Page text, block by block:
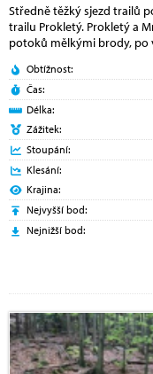
Středně těžký sjezd trailů
trailu Prokletý. Prokletý a
potoků mělkými brody, po
Obtížnost:
Čas:
Délka:
Zážitek:
Stoupání:
Klesání:
Krajina:
Nejvyšší bod:
Nejnižší bod: